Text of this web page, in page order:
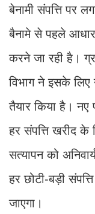
बेनामी संपत्ति पर
बैनामे से पहले
करने जा रही है।
विभाग ने इसके
तैयार किया है।
हर संपत्ति खरीद
सत्यापन को
हर छोटी-बड़ी
जाएगा।